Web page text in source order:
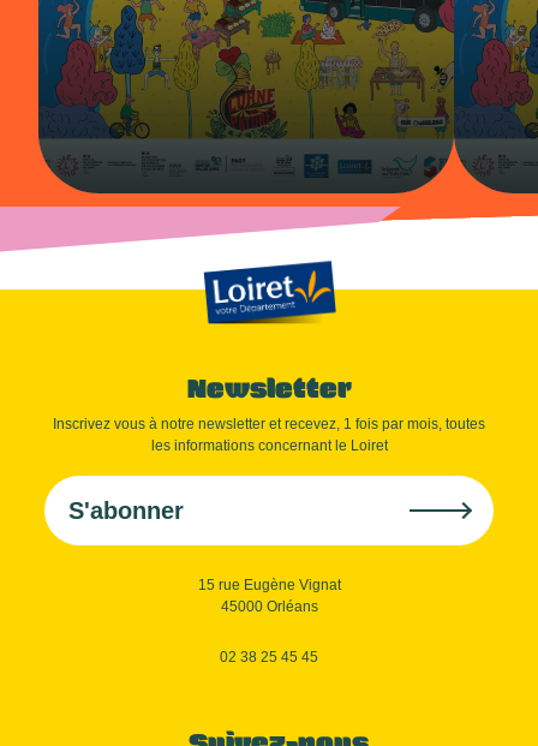
Newsletter
Inscrivez vous à notre newsletter et recevez, 1 fois par mois, toutes
les informations concernant le Loiret
S'abonner
15 rue Eugène Vignat
45000 Orléans
02 38 25 45 45